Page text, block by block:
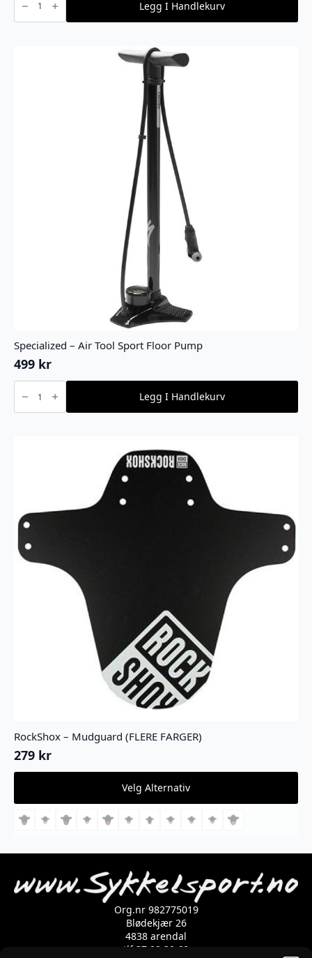
Rib
Cage
Legg I Handlekurv
Specialized – Air Tool Sport Floor Pump
499 kr
Specialized
Air
Tool
Legg I Handlekurv
RockShox – Mudguard (FLERE FARGER)
279 kr
Velg Alternativ
Dette
har
flere
kan
på
produktsiden
Org.nr 982775019
Blødekjær 26
4838 arendal
tlf 37 02 39 60